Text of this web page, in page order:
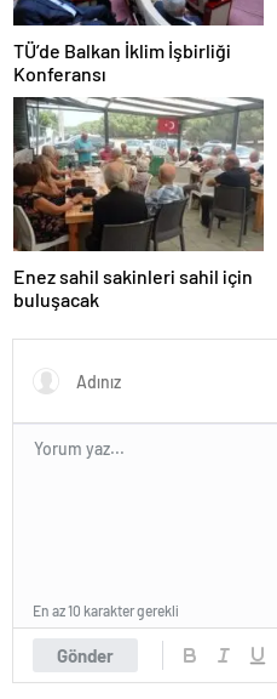
TÜ’de Balkan İklim İşbirliği
Konferansı
Enez sahil sakinleri sahil için
buluşacak
Gönder
En az 10 karakter gerekli